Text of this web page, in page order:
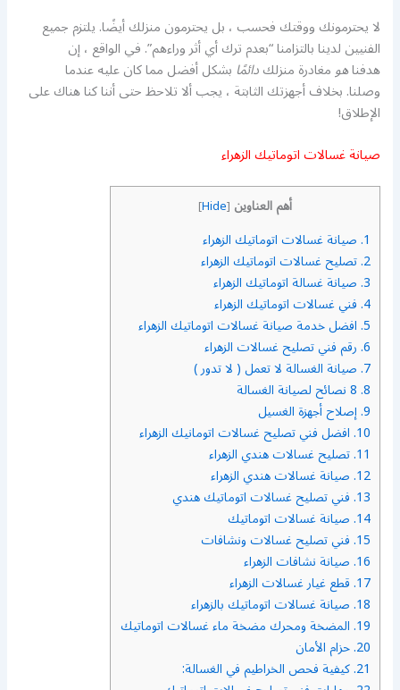
لا يحترمونك ووقتك فحسب ، بل يحترمون منزلك أيضًا. يلتزم جميع
الفنيين لدينا بالتزامنا “بعدم ترك أي أثر وراءهم”. في الواقع ، إن
هدفناهومغادرة منزلكدائمًا بشكل أفضل مما كان عليه عندما
وصلنا. بخلاف أجهزتك الثابتة ، يجب ألا تلاحظ حتى أننا كنا هناك على
الإطلاق!
صيانة غسالات اتوماتيك الزهراء
أهم العناوين [
Hide
]
1. صيانة غسالات اتوماتيك الزهراء
2. تصليح غسالات اتوماتيك الزهراء
3. صيانة غسالة اتوماتيك الزهراء
4. فني غسالات اتوماتيك الزهراء
5. افضل خدمة صيانة غسالات اتوماتيك الزهراء
6. رقم فني تصليح غسالات الزهراء
7. صيانة الغسالة لا تعمل ( لا تدور )
8.
9. إصلاح أجهزة الغسيل
10. افضل فني تصليح غسالات اتومانيك الزهراء
11. تصليح غسالات هندي الزهراء
12. صيانة غسالات هندي الزهراء
13. فني تصليح غسالات اتوماتيك هندي
14. صيانة غسالات اتوماتيك
15. فني تصليح غسالات ونشافات
16. صيانة نشافات الزهراء
17. قطع غيار غسالات الزهراء
18. صيانة غسالات اتوماتيك بالزهراء
19. المضخة ومحرك مضخة ماء غسالات اتوماتيك
20. حزام الأمان
21. كيفية فحص الخراطيم في الغسالة: